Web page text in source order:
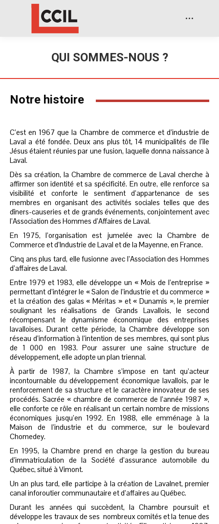
QUI SOMMES-NOUS ?
Notre histoire
C’est en 1967 que la Chambre de commerce et d’industrie de
Laval a été fondée. Deux ans plus tôt, 14 municipalités de l’île
Jésus étaient réunies par une fusion, laquelle donna naissance à
Laval.
Dès sa création, la Chambre de commerce de Laval cherche à
affirmer son identité et sa spécificité. En outre, elle renforce sa
visibilité et conforte le sentiment d’appartenance de ses
membres en organisant des activités sociales telles que des
dîners-causeries et de grands événements, conjointement avec
l’Association des Hommes d’Affaires de Laval.
En 1975, l’organisation est jumelée avec la Chambre de
Commerce et d’Industrie de Laval et de la Mayenne, en France.
Cinq ans plus tard, elle fusionne avec l’Association des Hommes
d’affaires de Laval.
Entre 1979 et 1983, elle développe un « Mois de l’entreprise »
permettant d’intégrer le « Salon de l’industrie et du commerce »
et la création des galas « Méritas » et « Dunamis », le premier
soulignant les réalisations de Grands Lavallois, le second
récompensant le dynamisme économique des entreprises
lavalloises. Durant cette période, la Chambre développe son
réseau d’information à l’intention de ses membres, qui sont plus
de 1 000 en 1983. Pour assurer une saine structure de
développement, elle adopte un plan triennal.
À partir de 1987, la Chambre s’impose en tant qu’acteur
incontournable du développement économique lavallois, par le
renforcement de sa structure et le caractère innovateur de ses
procédés. Sacrée « chambre de commerce de l’année 1987 »,
elle conforte ce rôle en réalisant un certain nombre de missions
économiques jusqu’en 1992. En 1988, elle emménage à la
Maison de l’industrie et du commerce, sur le boulevard
Chomedey.
En 1995, la Chambre prend en charge la gestion du bureau
d’immatriculation de la Société d’assurance automobile du
Québec, situé à Vimont.
Un an plus tard, elle participe à la création de Lavalnet, premier
canal inforoutier communautaire et d’affaires au Québec.
Durant les années qui succèdent, la Chambre poursuit et
développe les travaux de ses nombreux comités et la tenue des